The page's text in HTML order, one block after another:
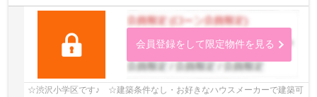
会員登録をして限定物件を見る
☆渋沢小学区です♪ ☆建築条件なし・お好きなハウスメーカーで建築可